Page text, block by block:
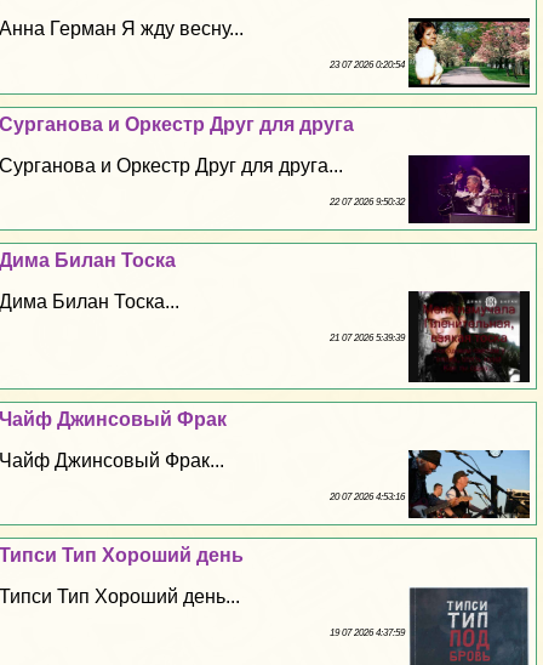
Анна Герман Я жду весну...
23 07 2026 0:20:54
Сурганова и Оркестр Друг для друга
Сурганова и Оркестр Друг для друга...
22 07 2026 9:50:32
Дима Билан Тоска
Дима Билан Тоска...
21 07 2026 5:39:39
Чайф Джинсовый Фpaк
Чайф Джинсовый Фpaк...
20 07 2026 4:53:16
Типси Тип Хороший день
Типси Тип Хороший день...
19 07 2026 4:37:59